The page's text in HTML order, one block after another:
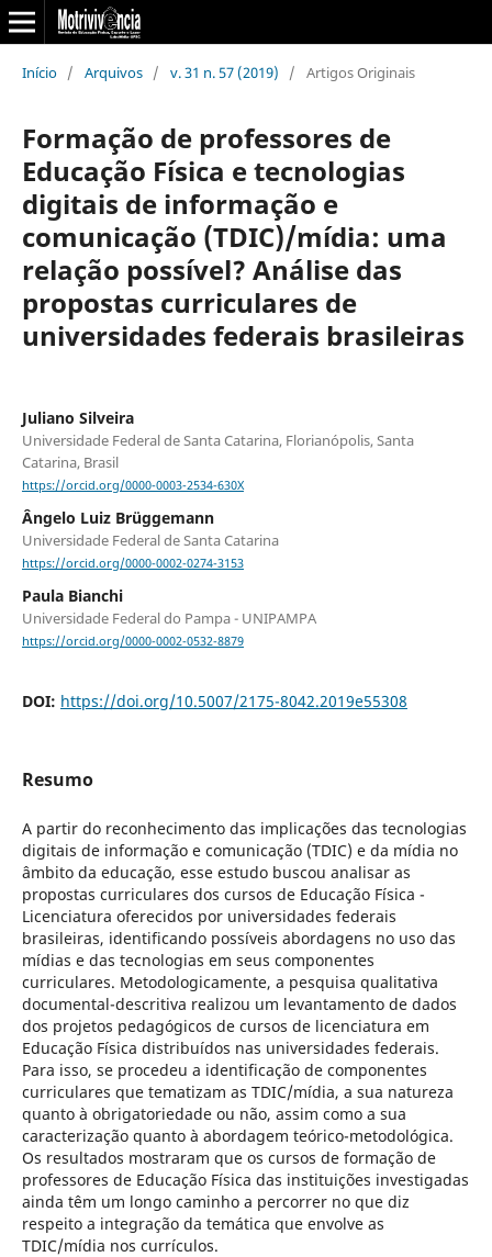
Início / Arquivos / v. 31 n. 57 (2019) / Artigos Originais
Formação de professores de
Educação Física e tecnologias
digitais de informação e
comunicação (TDIC)/mídia: uma
relação possível? Análise das
propostas curriculares de
universidades federais brasileiras
Juliano Silveira
Universidade Federal de Santa Catarina, Florianópolis, Santa
Catarina, Brasil
https://orcid.org/0000-0003-2534-630X
Ângelo Luiz Brüggemann
Universidade Federal de Santa Catarina
https://orcid.org/0000-0002-0274-3153
Paula Bianchi
Universidade Federal do Pampa - UNIPAMPA
https://orcid.org/0000-0002-0532-8879
DOI: https://doi.org/10.5007/2175-8042.2019e55308
Resumo
A partir do reconhecimento das implicações das tecnologias
digitais de informação e comunicação (TDIC) e da mídia no
âmbito da educação, esse estudo buscou analisar as
propostas curriculares dos cursos de Educação Física -
Licenciatura oferecidos por universidades federais
brasileiras, identificando possíveis abordagens no uso das
mídias e das tecnologias em seus componentes
curriculares. Metodologicamente, a pesquisa qualitativa
documental-descritiva realizou um levantamento de dados
dos projetos pedagógicos de cursos de licenciatura em
Educação Física distribuídos nas universidades federais.
Para isso, se procedeu a identificação de componentes
curriculares que tematizam as TDIC/mídia, a sua natureza
quanto à obrigatoriedade ou não, assim como a sua
caracterização quanto à abordagem teórico-metodológica.
Os resultados mostraram que os cursos de formação de
professores de Educação Física das instituições investigadas
ainda têm um longo caminho a percorrer no que diz
respeito a integração da temática que envolve as
TDIC/mídia nos currículos.